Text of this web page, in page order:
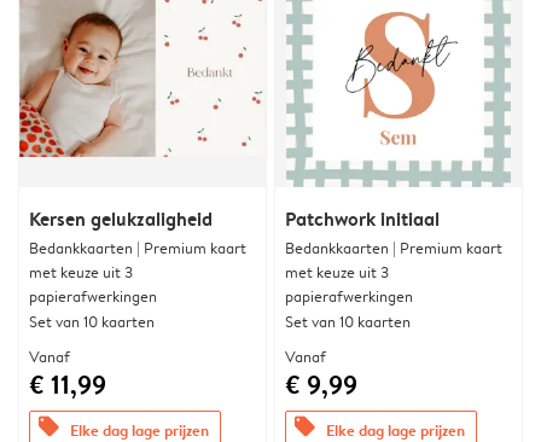
Kersen gelukzaligheid
Bedankkaarten | Premium kaart
met keuze uit 3
papierafwerkingen
Set van 10 kaarten
Vanaf
€ 11,99
offers Elke dag lage prijzen
Patchwork initiaal
Bedankkaarten | Premium kaart
met keuze uit 3
papierafwerkingen
Set van 10 kaarten
Vanaf
€ 9,99
offers Elke dag lage prijzen